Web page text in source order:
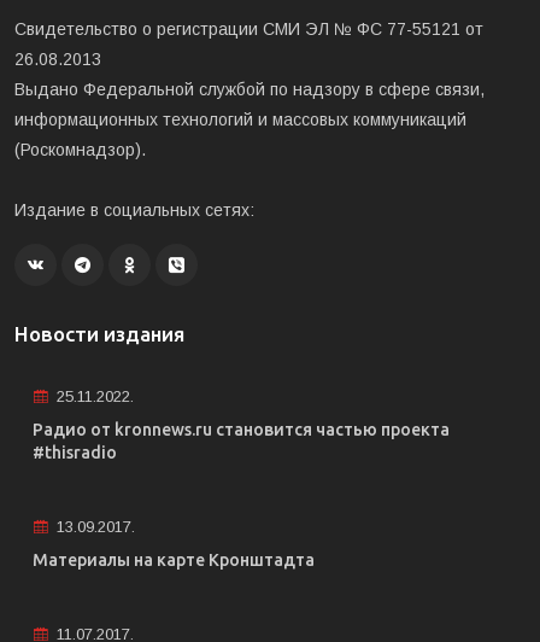
Свидетельство о регистрации СМИ ЭЛ № ФС 77-55121 от
26.08.2013
Выдано Федеральной службой по надзору в сфере связи,
информационных технологий и массовых коммуникаций
(Роскомнадзор).
Издание в социальных сетях:
Новости издания
25.11.2022.
Радио от kronnews.ru становится частью проекта
#thisradio
13.09.2017.
Материалы на карте Кронштадта
11.07.2017.